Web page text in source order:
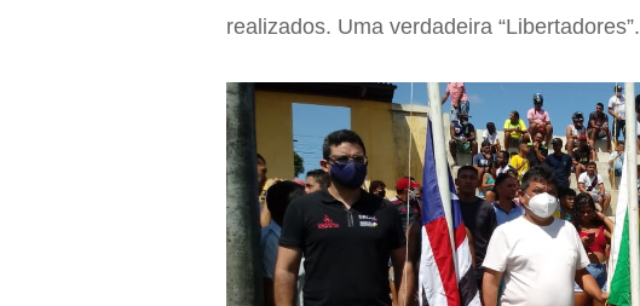
realizados. Uma verdadeira “Libertadores”.